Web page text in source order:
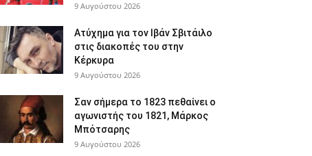
9 Αυγούστου 2026
Ατύχημα για τον Ιβάν Σβιτάιλο
στις διακοπές του στην
Κέρκυρα
9 Αυγούστου 2026
Σαν σήμερα το 1823 πεθαίνει ο
αγωνιστής του 1821, Μάρκος
Μπότσαρης
9 Αυγούστου 2026